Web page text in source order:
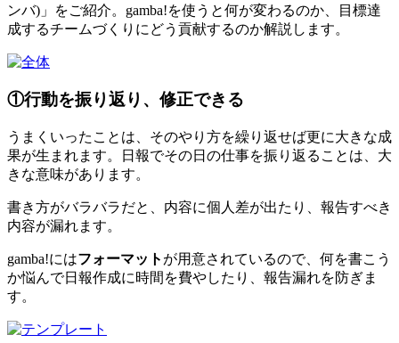
ンバ)」をご紹介。gamba!を使うと何が変わるのか、目標達
成するチームづくりにどう貢献するのか解説します。
①行動を振り返り、修正できる
うまくいったことは、そのやり方を繰り返せば更に大きな成
果が生まれます。日報でその日の仕事を振り返ることは、大
きな意味があります。
書き方がバラバラだと、内容に個人差が出たり、報告すべき
内容が漏れます。
gamba!にはフォーマット が用意されているので、何を書こう
か悩んで日報作成に時間を費やしたり、報告漏れを防ぎま
す。